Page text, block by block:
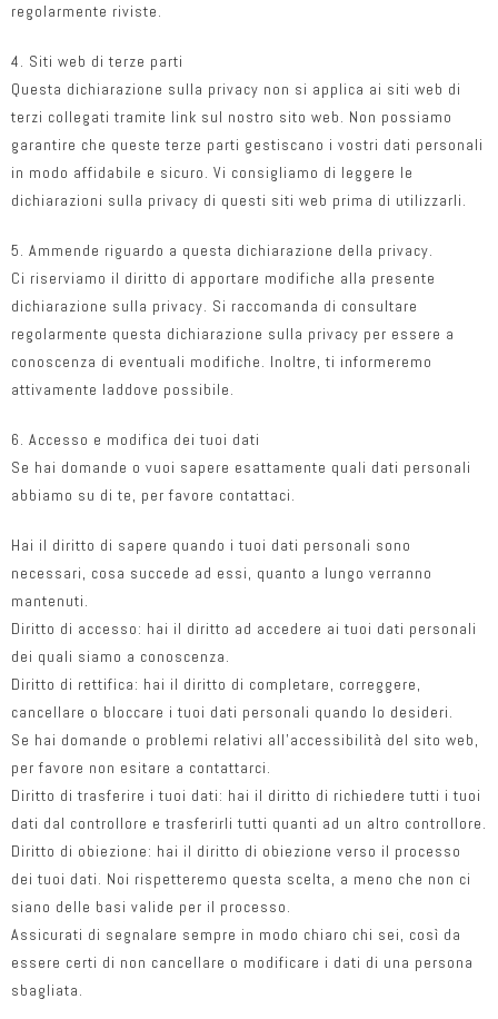
regolarmente riviste.
4. Siti web di terze parti
Questa dichiarazione sulla privacy non si applica ai siti web di
terzi collegati tramite link sul nostro sito web. Non possiamo
garantire che queste terze parti gestiscano i vostri dati personali
in modo affidabile e sicuro. Vi consigliamo di leggere le
dichiarazioni sulla privacy di questi siti web prima di utilizzarli.
5. Ammende riguardo a questa dichiarazione della privacy.
Ci riserviamo il diritto di apportare modifiche alla presente
dichiarazione sulla privacy. Si raccomanda di consultare
regolarmente questa dichiarazione sulla privacy per essere a
conoscenza di eventuali modifiche. Inoltre, ti informeremo
attivamente laddove possibile.
6. Accesso e modifica dei tuoi dati
Se hai domande o vuoi sapere esattamente quali dati personali
abbiamo su di te, per favore contattaci.
Hai il diritto di sapere quando i tuoi dati personali sono
necessari, cosa succede ad essi, quanto a lungo verranno
mantenuti.
Diritto di accesso: hai il diritto ad accedere ai tuoi dati personali
dei quali siamo a conoscenza.
Diritto di rettifica: hai il diritto di completare, correggere,
cancellare o bloccare i tuoi dati personali quando lo desideri.
Se hai domande o problemi relativi all’accessibilità del sito web,
per favore non esitare a contattarci.
Diritto di trasferire i tuoi dati: hai il diritto di richiedere tutti i tuoi
dati dal controllore e trasferirli tutti quanti ad un altro controllore.
Diritto di obiezione: hai il diritto di obiezione verso il processo
dei tuoi dati. Noi rispetteremo questa scelta, a meno che non ci
siano delle basi valide per il processo.
Assicurati di segnalare sempre in modo chiaro chi sei, così da
essere certi di non cancellare o modificare i dati di una persona
sbagliata.